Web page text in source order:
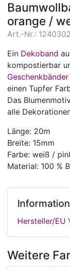
orange /
Art.-Nr.: 1240302
Ein Dekoband
kompostierbar
Geschenkbänder
einen Tupfer
Das
alle
Länge: 20m
Breite: 15mm
Farbe: weiß /
Material: 100 %
Hersteller/EU
Weitere